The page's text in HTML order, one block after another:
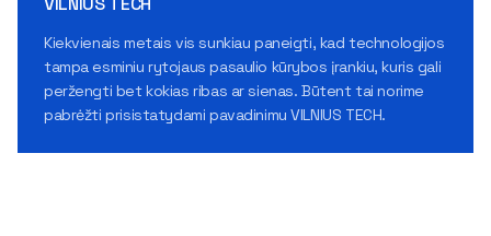
Kiekvienais metais vis sunkiau paneigti, kad technologijos
tampa esminiu rytojaus pasaulio kūrybos įrankiu, kuris gali
peržengti bet kokias ribas ar sienas. Būtent tai norime
pabrėžti prisistatydami pavadinimu VILNIUS TECH.